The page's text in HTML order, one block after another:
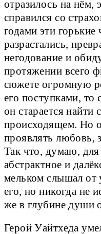
отразилось на нём,
справился со
годами эти горькие
разрастались,
негодование и
протяжении всего
сюжете огромную
его поступками, то
он старается найти
происходящем. Но
проявлять любовь,
Так что, думаю, для
абстрактное и
мельком слышал от
его, но никогда не
же в глубине души
Герой Уайтхеда